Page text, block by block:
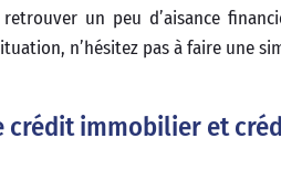
un peu d’aisance
n’hésitez pas à faire une
crédit immobilier et